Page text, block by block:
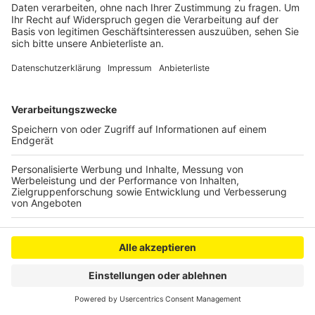
Anzeige
Anzeige
Veröffentlicht:Freitag, 19.04.2024 14:03
Anzeige
Anzeige